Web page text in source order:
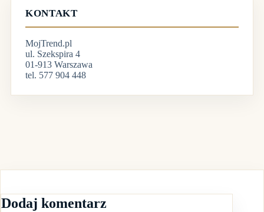
KONTAKT
MojTrend.pl
ul. Szekspira 4
01-913 Warszawa
tel. 577 904 448
Dodaj komentarz